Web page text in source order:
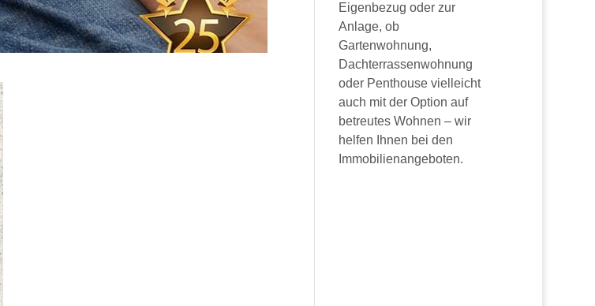
Eigenbezug oder zur
Anlage, ob
Gartenwohnung,
Dachterrassenwohnung
oder Penthouse vielleicht
auch mit der Option auf
betreutes Wohnen – wir
helfen Ihnen bei den
Immobilienangeboten.